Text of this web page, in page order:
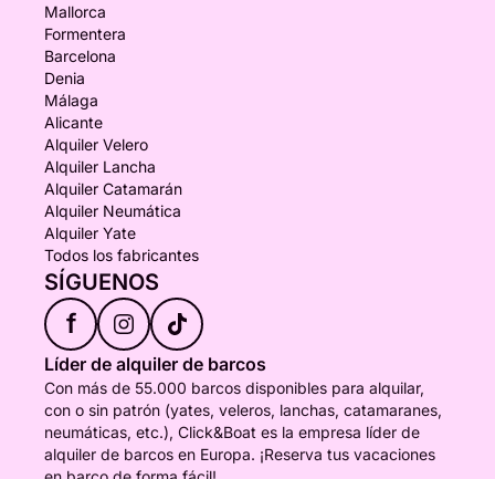
Mallorca
Formentera
Barcelona
Denia
Málaga
Alicante
Alquiler Velero
Alquiler Lancha
Alquiler Catamarán
Alquiler Neumática
Alquiler Yate
Todos los fabricantes
SÍGUENOS
f
Líder de alquiler de barcos
Con más de 55.000 barcos disponibles para alquilar,
con o sin patrón (yates, veleros, lanchas, catamaranes,
neumáticas, etc.), Click&Boat es la empresa líder de
alquiler de barcos en Europa. ¡Reserva tus vacaciones